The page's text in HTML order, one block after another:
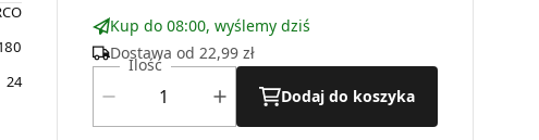
24
Kup do 08:00, wyślemy dziś
Dostawa od 22,99 zł
Ilość
Dodaj do koszyka